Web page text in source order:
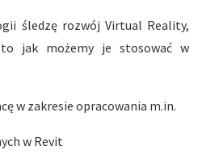
śledzę rozwój Virtual Reality,
jak możemy je stosować w
w zakresie opracowania m.in.
w Revit